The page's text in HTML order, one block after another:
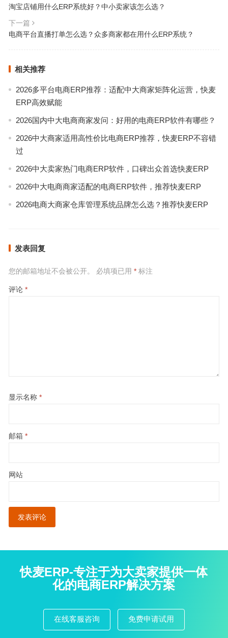
淘宝店铺用什么ERP系统好？中小卖家该怎么选？
下一篇
电商平台直播打单怎么选？众多商家都在用什么ERP系统？
相关推荐
2026多平台电商ERP推荐：适配中大商家矩阵化运营，快麦
ERP高效赋能
2026国内中大电商商家发问：好用的电商ERP软件有哪些？
2026中大商家适用高性价比电商ERP推荐，快麦ERP不容错
过
2026中大卖家热门电商ERP软件，口碑出众首选快麦ERP
2026中大电商商家适配的电商ERP软件，推荐快麦ERP
2026电商大商家仓库管理系统品牌怎么选？推荐快麦ERP
发表回复
您的邮箱地址不会被公开。 必填项已用 *标注
评论 *
显示名称 *
邮箱 *
网站
快麦ERP-专注于为大卖家提供一体
化的电商ERP解决方案
在线客服咨询 免费申请试用